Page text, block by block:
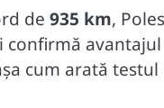
de 935 km,
confirmă
cum arată